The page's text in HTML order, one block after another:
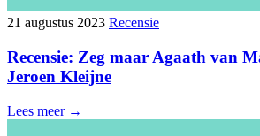
21 augustus 2023 Recensie
Recensie: Zeg maar Agaath van
Jeroen Kleijne
Lees meer →